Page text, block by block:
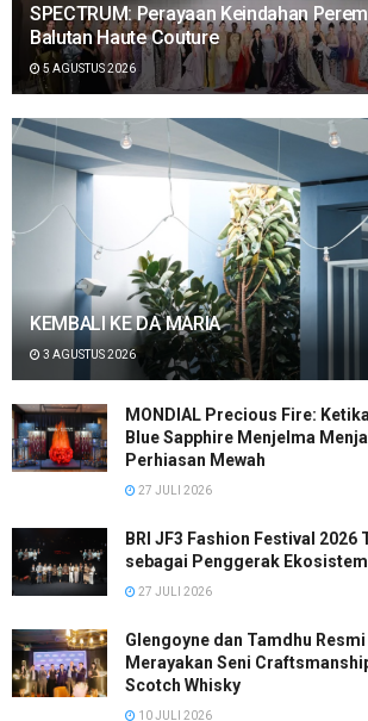
SPECTRUM: Perayaan Keindahan
Balutan Haute Couture
5 AGUSTUS 2026
KEMBALI KE DA MARIA
3 AGUSTUS 2026
MONDIAL Precious Fire:
Blue Sapphire Menjelma
Perhiasan Mewah
27 JULI 2026
BRI JF3 Fashion Festival 2026
sebagai Penggerak
27 JULI 2026
Glengoyne dan Tamdhu
Merayakan Seni
Scotch Whisky
10 JULI 2026